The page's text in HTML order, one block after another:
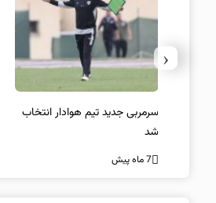
سرمربی جدید تیم هوادار انتخاب
شد
7 ماه پیش
‹